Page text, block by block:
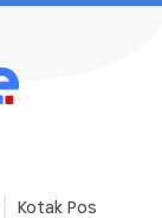
Kotak Pos